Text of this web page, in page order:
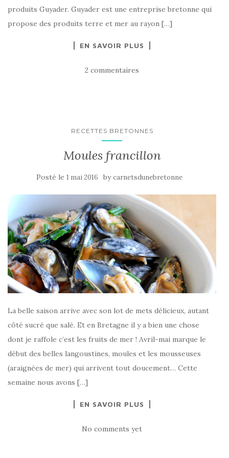
produits Guyader. Guyader est une entreprise bretonne qui
propose des produits terre et mer au rayon […]
EN SAVOIR PLUS
2 commentaires
RECETTES BRETONNES
Moules francillon
Posté le 1 mai 2016 bycarnetsdunebretonne
La belle saison arrive avec son lot de mets délicieux, autant
côté sucré que salé. Et en Bretagne il y a bien une chose
dont je raffole c’est les fruits de mer ! Avril-mai marque le
début des belles langoustines, moules et les mousseuses
(araignées de mer) qui arrivent tout doucement… Cette
semaine nous avons […]
EN SAVOIR PLUS
No comments yet